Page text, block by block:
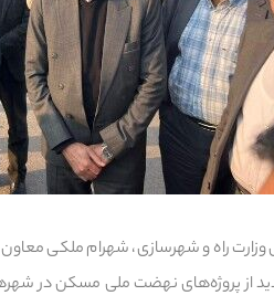
وزارت راه و شهرسازی، شهرام ملکی
از پروژه‌های نهضت ملی مسکن در